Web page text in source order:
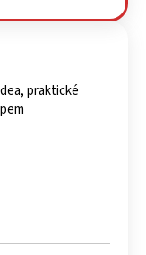
praktické